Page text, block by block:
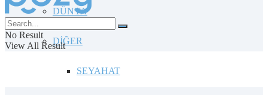
DÜNYA
DİĞER
SEYAHAT
No Result
View All Result